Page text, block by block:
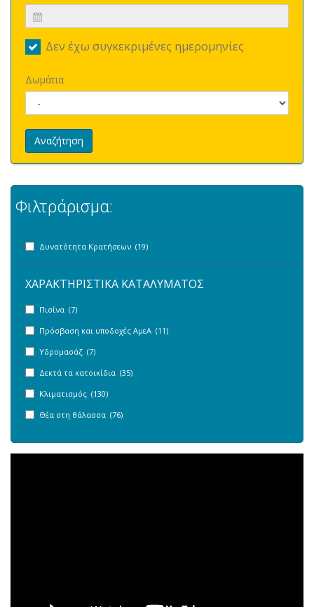
Δεν έχω συγκεκριμένες ημερομηνίες
Δωμάτια
Αναζήτηση
Φιλτράρισμα:
Δυνατότητα Κρατήσεων (19)
ΧΑΡΑΚΤΗΡΙΣΤΙΚΑ ΚΑΤΑΛΥΜΑΤΟΣ
Πισίνα (7)
Πρόσβαση και υποδοχές ΑμεΑ (11)
Υδρομασάζ (7)
Δεκτά τα κατοικίδια (35)
Κλιματισμός (130)
Θέα στη θάλασσα (76)